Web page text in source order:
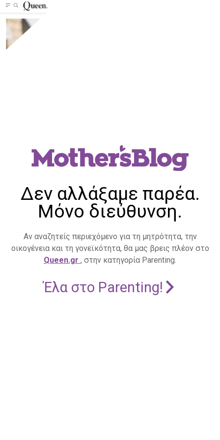
Δεν αλλάξαμε παρέα.
Μόνο διεύθυνση.
Αν αναζητείς περιεχόμενο για τη μητρότητα, την
οικογένεια και τη γονεϊκότητα, θα μας βρεις πλέον στο
Queen.gr , στην κατηγορία Parenting.
Έλα στο Parenting!